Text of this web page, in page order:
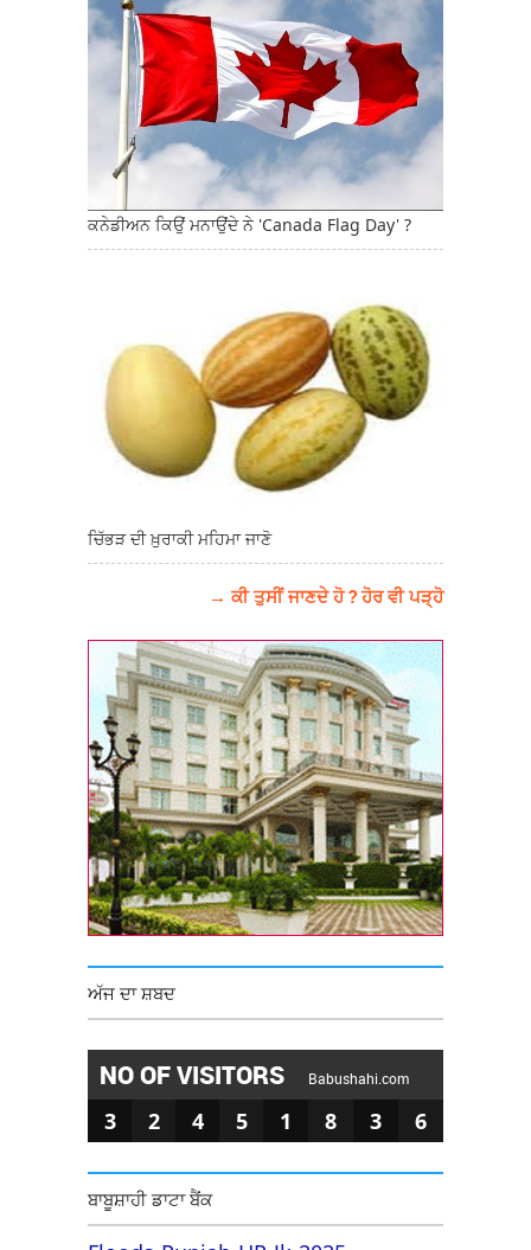
ਕਨੇਡੀਅਨ ਕਿਉਂ ਮਨਾਉਂਦੇ ਨੇ 'Canada Flag Day' ?
ਚਿੱਭੜ ਦੀ ਖ਼ੁਰਾਕੀ ਮਹਿਮਾ ਜਾਣੋ
→ ਕੀ ਤੁਸੀਂ ਜਾਣਦੇ ਹੋ ? ਹੋਰ ਵੀ ਪੜ੍ਹੋ
ਅੱਜ ਦਾ ਸ਼ਬਦ
NO OF VISITORS Babushahi.com
3 2 4 5 1 8 3 6
ਬਾਬੂਸ਼ਾਹੀ ਡਾਟਾ ਬੈਂਕ